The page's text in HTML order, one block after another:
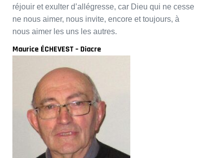
réjouir et exulter d’allégresse, car Dieu qui ne cesse
ne nous aimer, nous invite, encore et toujours, à
nous aimer les uns les autres.
Maurice ÉCHEVEST – Diacre